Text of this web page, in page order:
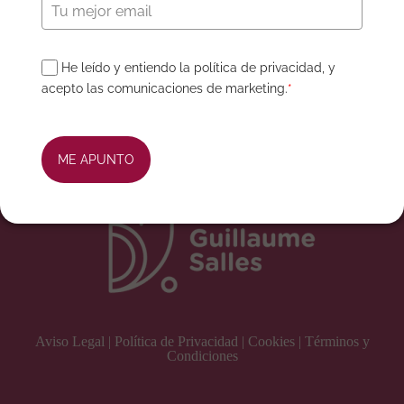
para ayudarte con el acceso.
Order not found. You cannot access this page directly.
Aviso Legal | Política de Privacidad | Cookies | Términos y
Condiciones
He leído y entiendo la política de privacidad, y
acepto las comunicaciones de marketing.*
ME APUNTO